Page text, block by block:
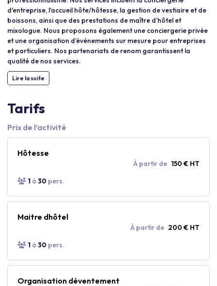
d'entreprise, l'accueil hôte/hôtesse, la gestion de vestiaire et de
boissons, ainsi que des prestations de maître d’hôtel et
mixologue. Nous proposons également une conciergerie privée
et une organisation d’événements sur mesure pour entreprises
et particuliers. Nos partenariats de renom garantissent la
qualité de nos services.
Lire la suite
Tarifs
Prix de l’activité
Hôtesse
À partir de 150 € HT
1 à 30 pers.
Maitre dhôtel
À partir de 200 € HT
1 à 30 pers.
Organisation déventement